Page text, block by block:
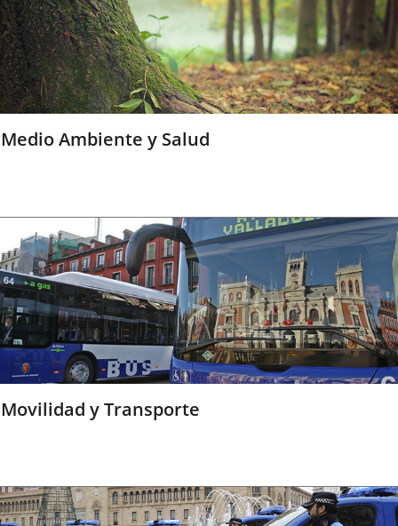
Medio Ambiente y Salud
Movilidad y Transporte